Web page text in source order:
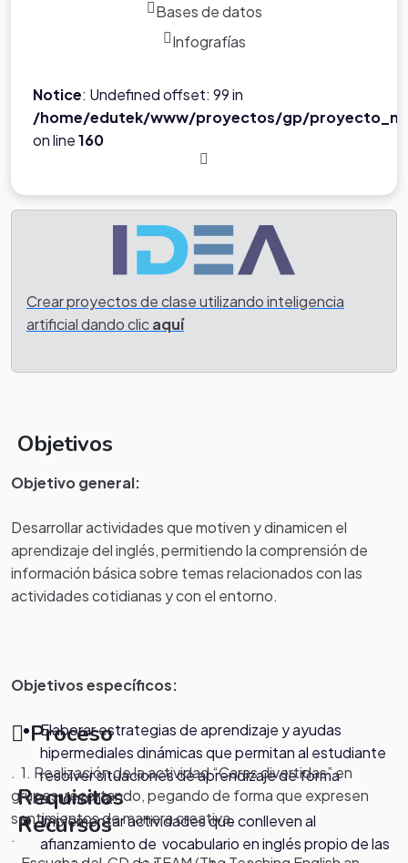
Bases de datos
Infografías
Notice: Undefined offset: 99 in
/home/edutek/www/proyectos/gp/
on line160
Crear proyectos de clase utilizando inteligencia
artificial dando clicaquí
Objetivos
Objetivo general:
Desarrollar actividades que motiven ydinamicen el
aprendizaje del inglés, permitiendo la comprensión de
información básica sobre temas relacionados con las
actividades cotidianas y con el entorno.
Objetivos específicos:
Elaborar estrategias de aprendizaje y ayudas
hipermediales dinámicas que permitan al estudiante
resolver situaciones de aprendizaje de forma
autónoma.
Implementar actividades que conlleven al
afianzamiento de vocabulario en inglés propio de las
Recursos
Requisitos
.
Proceso
. 1. Realización de la actividad “Caras divertidas” en
grupos, recortando, pegando de forma que expresen
sentimientos de manera creativa.